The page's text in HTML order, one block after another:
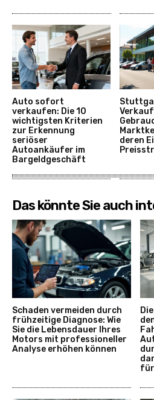
Auto sofort
verkaufen: Die 10
wichtigsten Kriterien
zur Erkennung
seriöser
Autoankäufer im
Bargeldgeschäft
deren
Das könnte Sie auch
Schaden vermeiden durch
frühzeitige Diagnose: Wie
Sie die Lebensdauer Ihres
Motors mit professioneller
Analyse erhöhen können